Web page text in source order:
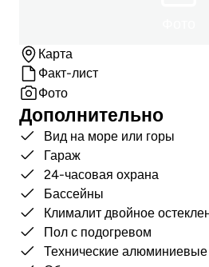
Карта
Факт-лист
Фото
Дополнительно
Вид на море или горы
Гараж
24-часовая охрана
Бассейны
Клималит двойное
Пол с подогревом
Технические